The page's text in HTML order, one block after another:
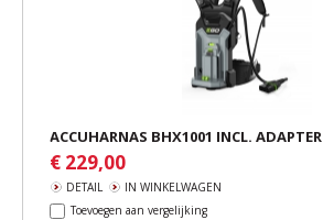
ACCUHARNAS BHX1001 INCL. ADAPTER
€ 229,00
DETAIL
IN WINKELWAGEN
Toevoegen aan vergelijking